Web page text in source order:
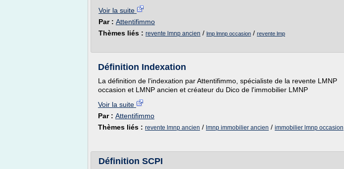
Voir la suite
Par : Attentifimmo
Thèmes liés : revente lmnp ancien / lmp lmnp occasion / revente lmp
Définition Indexation
La définition de l'indexation par Attentifimmo, spécialiste de la revente LMNP
occasion et LMNP ancien et créateur du Dico de l'immobilier LMNP
Voir la suite
Par : Attentifimmo
Thèmes liés : revente lmnp ancien / lmnp immobilier ancien / immobilier lmnp occasion
Définition SCPI